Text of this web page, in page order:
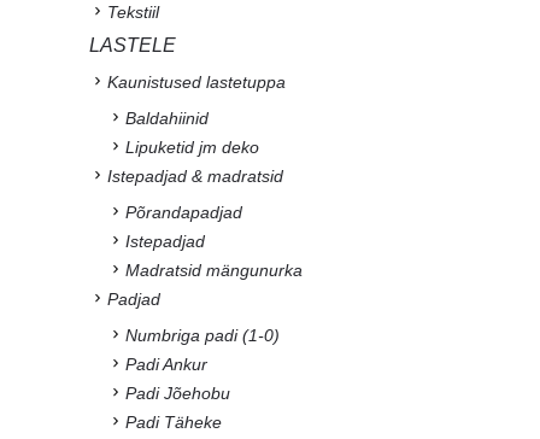
Tekstiil
LASTELE
Kaunistused lastetuppa
Baldahiinid
Lipuketid jm deko
Istepadjad & madratsid
Põrandapadjad
Istepadjad
Madratsid mängunurka
Padjad
Numbriga padi (1-0)
Padi Ankur
Padi Jõehobu
Padi Täheke